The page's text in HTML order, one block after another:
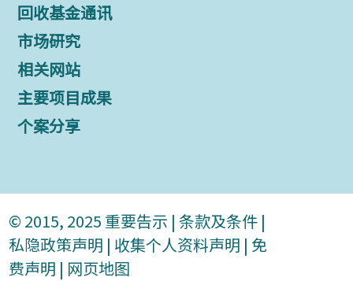
回收基金通讯
市场研究
相关网站
主要项目成果
个案分享
© 2015, 2025 重要告示 | 条款及条件 |
私隐政策声明 | 收集个人资料声明 | 免
费声明 | 网页地图